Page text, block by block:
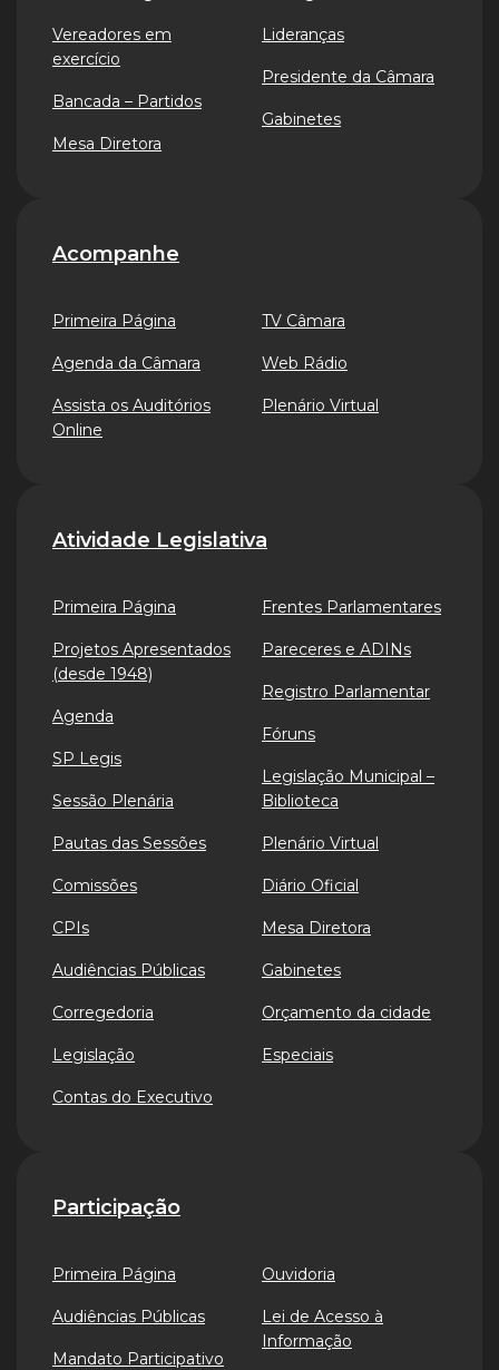
Vereadores em
exercício
Bancada – Partidos
Mesa Diretora
Lideranças
Presidente da Câmara
Gabinetes
Acompanhe
Primeira Página
Agenda da Câmara
Assista os Auditórios
Online
TV Câmara
Web Rádio
Plenário Virtual
Atividade Legislativa
Primeira Página
Projetos Apresentados
(desde 1948)
Agenda
SP Legis
Sessão Plenária
Pautas das Sessões
Comissões
CPIs
Audiências Públicas
Corregedoria
Legislação
Contas do Executivo
Frentes Parlamentares
Pareceres e ADINs
Registro Parlamentar
Fóruns
Legislação Municipal –
Biblioteca
Plenário Virtual
Diário Oficial
Mesa Diretora
Gabinetes
Orçamento da cidade
Especiais
Participação
Primeira Página
Audiências Públicas
Mandato Participativo
Ouvidoria
Lei de Acesso à
Informação